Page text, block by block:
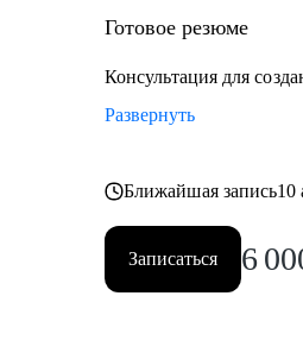
Тестирование,
Продуктовый и
• Специалистам в
Готовое резюме
Консультация для
Развернуть
Ближайшая запись10
Записаться 6